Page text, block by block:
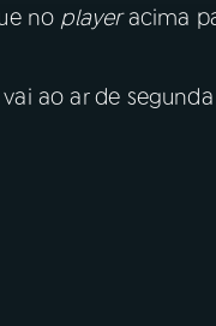
no playeracima
ao ar de